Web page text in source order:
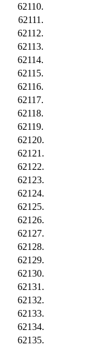
62110.
62111.
62112.
62113.
62114.
62115.
62116.
62117.
62118.
62119.
62120.
62121.
62122.
62123.
62124.
62125.
62126.
62127.
62128.
62129.
62130.
62131.
62132.
62133.
62134.
62135.